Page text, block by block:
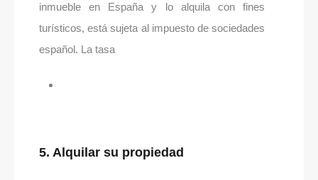
inmueble en España y lo alquila con fines
turísticos, está sujeta al impuesto de sociedades
español. La tasa
5. Alquilar su propiedad